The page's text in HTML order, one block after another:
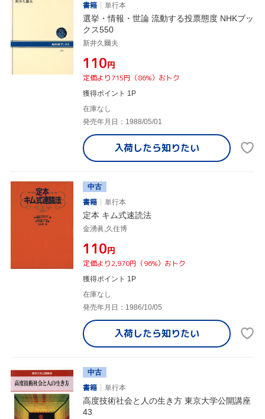
書籍
単行本
選挙・情報・世論 流動する投票態度 NHKブッ
クス550
新井久爾夫
¥110円
定価より715円（86%）おトク
獲得ポイント 1P
在庫なし
発売年月日：1988/05/01
入荷したら知りたい
中古
書籍
単行本
定本 キム式速読法
金湧眞,久住博
¥110円
定価より2,970円（96%）おトク
獲得ポイント 1P
在庫なし
発売年月日：1986/10/05
入荷したら知りたい
中古
書籍
単行本
高度技術社会と人の生き方 東京大学公開講座
43